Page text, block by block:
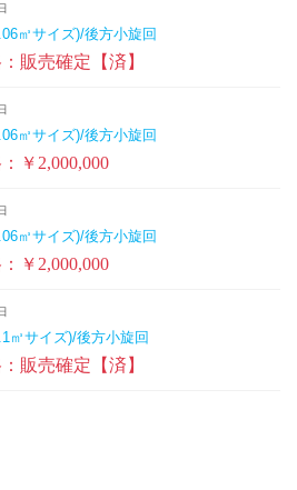
㎥サイズ)/後方小旋回
販売確定【済】
㎥サイズ)/後方小旋回
￥2,000,000
㎥サイズ)/後方小旋回
￥2,000,000
㎥サイズ)/後方小旋回
販売確定【済】